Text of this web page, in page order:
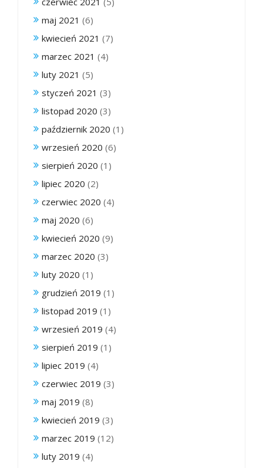
maj 2021 (6)
kwiecień 2021 (7)
marzec 2021 (4)
luty 2021 (5)
styczeń 2021 (3)
listopad 2020 (3)
październik 2020 (1)
wrzesień 2020 (6)
sierpień 2020 (1)
lipiec 2020 (2)
czerwiec 2020 (4)
maj 2020 (6)
kwiecień 2020 (9)
marzec 2020 (3)
luty 2020 (1)
grudzień 2019 (1)
listopad 2019 (1)
wrzesień 2019 (4)
sierpień 2019 (1)
lipiec 2019 (4)
czerwiec 2019 (3)
maj 2019 (8)
kwiecień 2019 (3)
marzec 2019 (12)
luty 2019 (4)